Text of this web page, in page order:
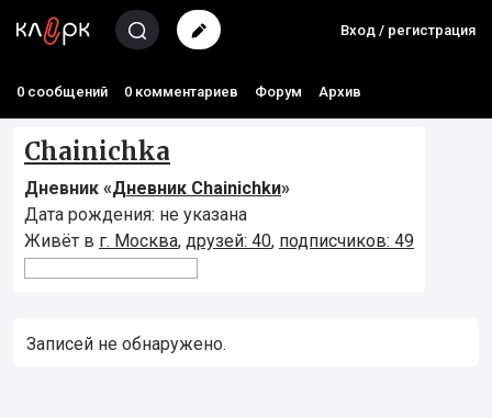
Вход / регистрация
0 сообщений 0 комментариев Форум Архив
Chainichka
Дневник «Дневник Chainichkи»
Дата рождения: не указана
Живёт в г. Москва, друзей: 40, подписчиков: 49
Записей не обнаружено.